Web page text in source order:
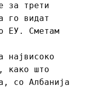
за трети
го видат
ЕУ. Сметам
највисоко
како што
со Албанија